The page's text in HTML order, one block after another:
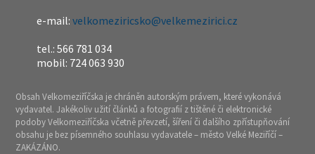
e-mail:velkomeziricsko@velkemezirici.cz
tel.: 566 781 034
mobil: 724 063 930
Obsah Velkomeziříčska je chráněn autorským právem, které vykonává
vydavatel. Jakékoliv užití článků a fotografií z tištěné či elektronické
podoby Velkomeziříčska včetně převzetí, šíření či dalšího zpřístupňování
obsahu je bez písemného souhlasu vydavatele – město Velké Meziříčí –
ZAKÁZÁNO.